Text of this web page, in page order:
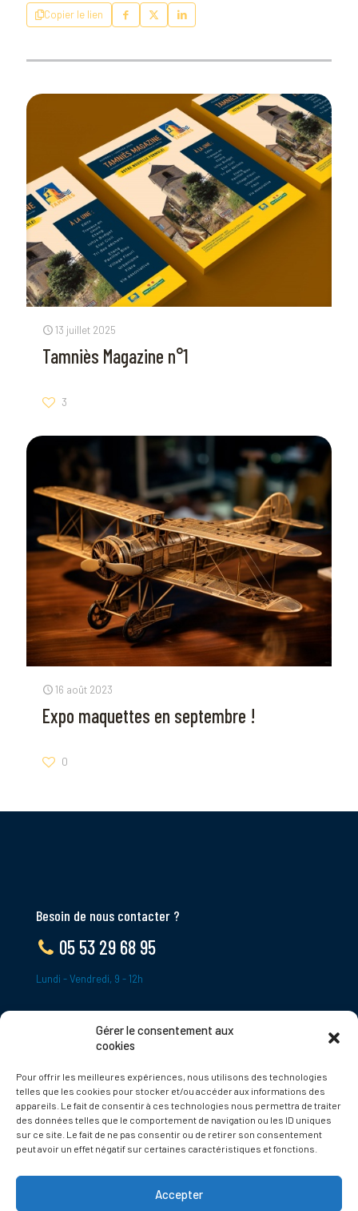
Gérer le consentement aux
cookies
Pour offrir les meilleures expériences, nous utilisons des technologies
telles que les cookies pour stocker et/ou accéder aux informations des
appareils. Le fait de consentir à ces technologies nous permettra de traiter
des données telles que le comportement de navigation ou les ID uniques
sur ce site. Le fait de ne pas consentir ou de retirer son consentement
peut avoir un effet négatif sur certaines caractéristiques et fonctions.
Accepter
Copier le lien
13 juillet 2025
Tamniès Magazine n°1
3
16 août 2023
Expo maquettes en septembre !
0
Besoin de nous contacter ?
05 53 29 68 95
Lundi - Vendredi, 9 - 12h
24620 Tamniès
France
Politique de cookies